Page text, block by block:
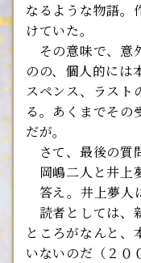
なるような物語。
けていた。
その意味で、意
のの、個人的には
スペンス、ラスト
る。あくまでその
だが。
さて、最後の質
岡嶋二人と井上
答え。井上夢人
読者としては、
ところがなんと、
いないのだ（２０